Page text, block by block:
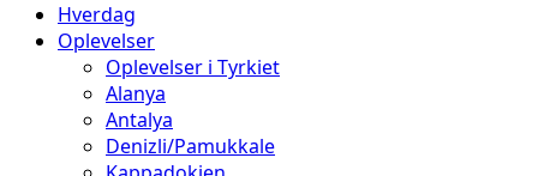
Hverdag
Oplevelser
Oplevelser i Tyrkiet
Alanya
Antalya
Denizli/Pamukkale